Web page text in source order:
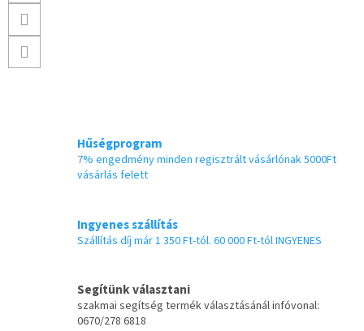
Hűségprogram
7% engedmény minden regisztrált vásárlónak 5000Ft
vásárlás felett
Ingyenes szállítás
Szállítás díj már 1 350 Ft-tól. 60 000 Ft-tól INGYENES
Segítünk választani
szakmai segítség termék választásánál infóvonal:
0670/278 6818